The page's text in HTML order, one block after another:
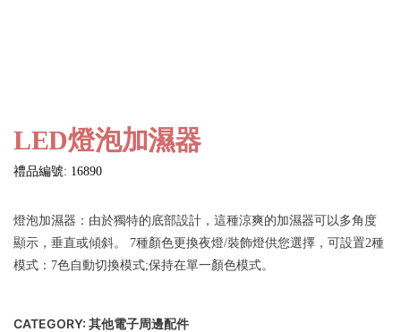
LED燈泡加濕器
禮品編號: 16890
燈泡加濕器：由於獨特的底部設計，這種涼爽的加濕器可以多角度
顯示，垂直或傾斜。 7種顏色更換夜燈/裝飾燈供您選擇，可設置2種
模式：7色自動切換模式;保持在單一顏色模式。
CATEGORY: 其他電子周邊配件